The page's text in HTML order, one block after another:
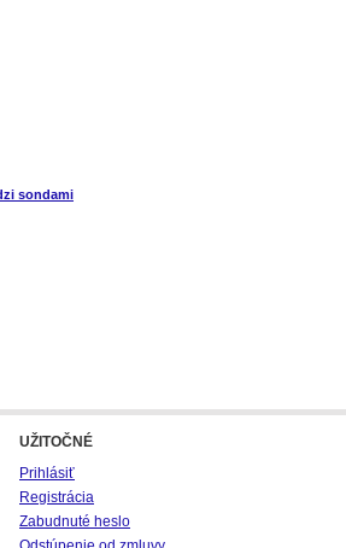
sondami
UŽITOČNÉ
Prihlásiť
Registrácia
Zabudnuté heslo